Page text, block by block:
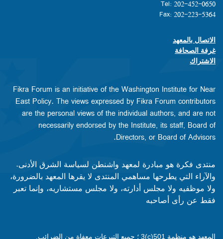
Tel: 202-452-0650
Fax: 202-223-5364
Footer contact links
الاتصال بالمعهد
غرفة الصحافة
الاشتراك
Fikra Forum is an initiative of the Washington Institute for Near
East Policy. The views expressed by Fikra Forum contributors
are the personal views of the individual authors, and are not
necessarily endorsed by the Institute, its staff, Board of
Directors, or Board of Advisors.​​
منتدى فكرة هو مبادرة لمعهد واشنطن لسياسة الشرق الأدنى.
والآراء التي يطرحها مساهمي المنتدى لا يقرها المعهد بالضرورة،
ولا موظفيه ولا مجلس أدارته، ولا مجلس مستشاريه، وإنما تعبر
فقط عن رأى أصاحبه
المعهد هو منظمة 501(c)3 ؛ جميع التبرعات معفاة من الضرائب.